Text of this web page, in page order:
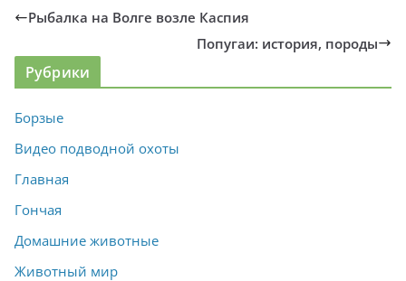
Рыбалка на Волге возле Каспия
Попугаи: история, породы
Рубрики
Борзые
Видео подводной охоты
Главная
Гончая
Домашние животные
Животный мир